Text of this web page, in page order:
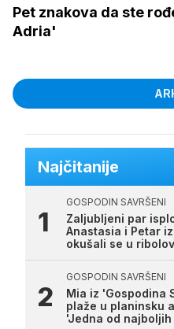
Pet znakova da ste
Adria'
Najčitanije
GOSPODIN SAVRŠENI
Zaljubljeni par
Anastasia i Petar
okušali se u
GOSPODIN SAVRŠENI
Mia iz 'Gospodina
plaže u planinsku
'Jedna od